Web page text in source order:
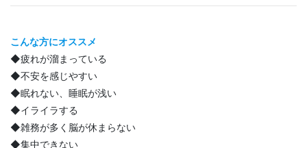
こんな方にオススメ
◆疲れが溜まっている
◆不安を感じやすい
◆眠れない、睡眠が浅い
◆イライラする
◆雑務が多く脳が休まらない
◆集中できない